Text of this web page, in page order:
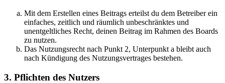
Mit dem Erstellen eines Beitrags erteilst du dem Betreiber ein
einfaches, zeitlich und räumlich unbeschränktes und
unentgeltliches Recht, deinen Beitrag im Rahmen des Boards
zu nutzen.
Das Nutzungsrecht nach Punkt 2, Unterpunkt a bleibt auch
nach Kündigung des Nutzungsvertrages bestehen.
3. Pflichten des Nutzers